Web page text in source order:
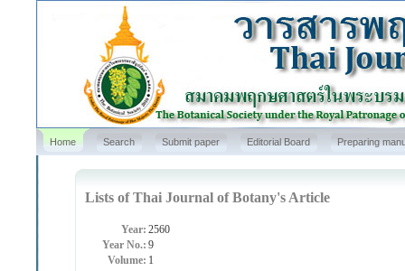
Home Search Submit paper Editorial Board Preparing
Lists of Thai Journal of Botany's Article
Year: 2560
Year No.: 9
Volume: 1